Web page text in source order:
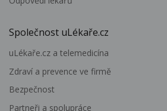
Společnost uLékaře.cz
uLékaře.cz a telemedicína
Zdraví a prevence ve firmě
Bezpečnost
Partneři a spolupráce